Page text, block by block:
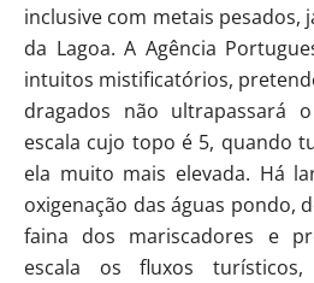
inclusive com metais pesados,
da Lagoa. A Agência
intuitos mistificatórios,
dragados não ultrapassará
escala cujo topo é 5, quando
ela muito mais elevada. Há
oxigenação das águas pondo,
faina dos mariscadores e
escala os fluxos